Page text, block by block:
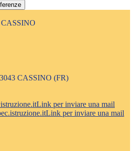
CASSINO (FR)
Link per inviare una mail
Link per inviare una mail